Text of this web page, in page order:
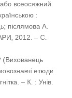
всеосяжний
:
післямова А.
2012. – С.
(Вихованець
етюди
– К. : Унів.